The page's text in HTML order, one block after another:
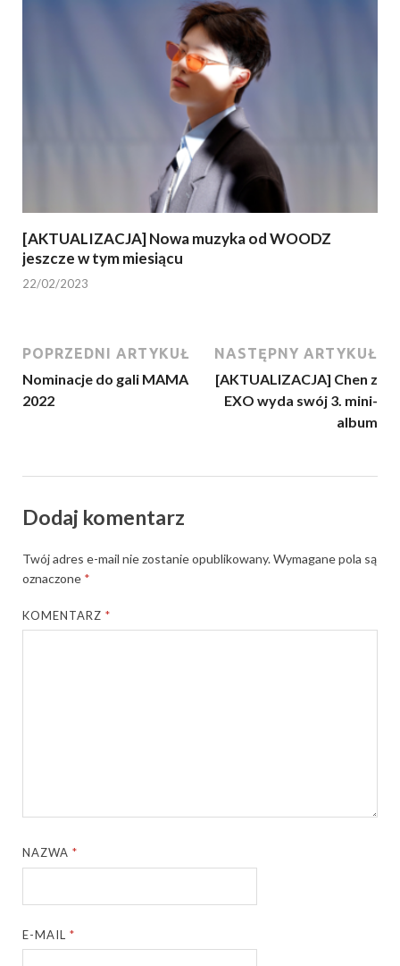
[AKTUALIZACJA] Nowa muzyka od WOODZ
jeszcze w tym miesiącu
22/02/2023
POPRZEDNI ARTYKUŁ
Nominacje do gali MAMA
2022
NASTĘPNY ARTYKUŁ
[AKTUALIZACJA] Chen z
EXO wyda swój 3. mini-
album
Dodaj komentarz
Twój adres e-mail nie zostanie opublikowany.Wymagane pola są
oznaczone *
KOMENTARZ*
NAZWA*
E-MAIL*